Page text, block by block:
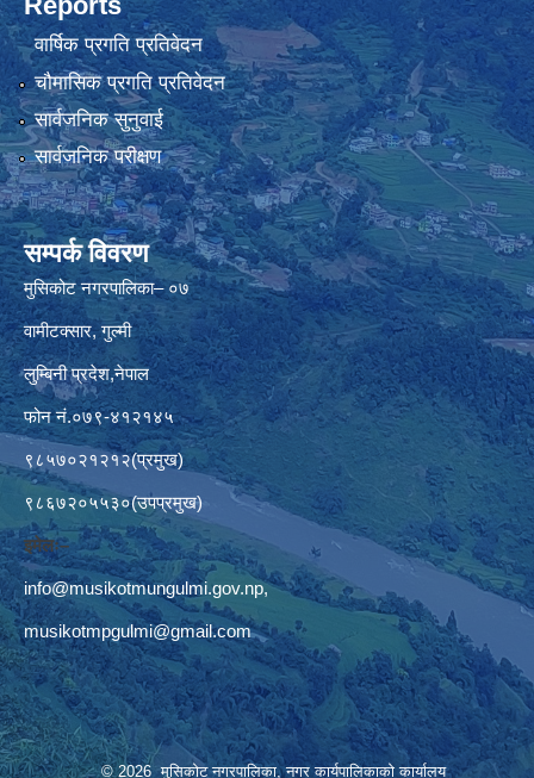
वार्षिक प्रगति प्रतिवेदन
चौमासिक प्रगति प्रतिवेदन
सार्वजनिक सुनुवाई
सार्वजनिक परीक्षण
सम्पर्क विवरण
मुसिकोट नगरपालिका– ०७
वामीटक्सार, गुल्मी
लुम्बिनी प्रदेश,नेपाल
फोन नं.०७९-४१२१४५
९८५७०२१२१२(प्रमुख)
९८६७२०५५३०(उपप्रमुख)
इमेलः–
info@musikotmungulmi.gov.np,
musikotmpgulmi@gmail.com
© 2026 मुसिकोट नगरपालिका, नगर कार्यपालिकाकाे कार्यालय